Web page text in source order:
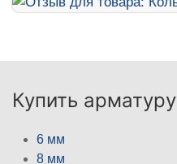
Купить арматуру
6 мм
8 мм